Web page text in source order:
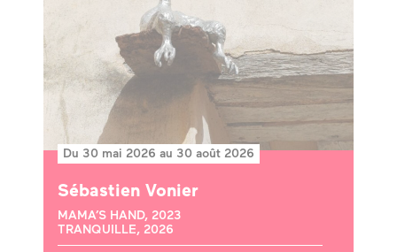
Du 30 mai 2026 au 30 août 2026
Sébastien Vonier
MAMA’S HAND, 2023
TRANQUILLE, 2026